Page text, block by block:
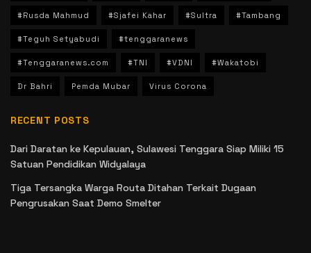
#Rusda Mahmud #Sjafei Kahar #Sultra #Tambang
#Teguh Setyabudi #tenggaranews
#Tenggaranews.com #TNI #VDNI #Wakatobi
Dr Bahri Pemda Mubar Virus Corona
RECENT POSTS
Dari Daratan ke Kepulauan, Sulawesi Tenggara Siap Miliki 15
Satuan Pendidikan Widyalaya
Tiga Tersangka Warga Routa Ditahan Terkait Dugaan
Pengrusakan Saat Demo Smelter